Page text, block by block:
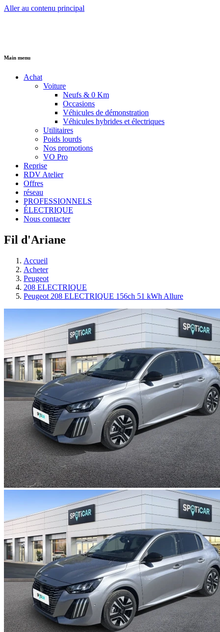
Aller au contenu principal
Main menu
Achat
Voiture
Neufs & 0 Km
Occasions
Véhicules de démonstration
Véhicules hybrides et électriques
Utilitaires
Poids lourds
Nos promotions
VO Pro
Reprise
RDV Atelier
Offres
réseau
PROFESSIONNELS
ÉLECTRIQUE
Nous contacter
Fil d'Ariane
Accueil
Acheter
Peugeot
208 ELECTRIQUE
Peugeot 208 ELECTRIQUE 156ch 51 kWh Allure